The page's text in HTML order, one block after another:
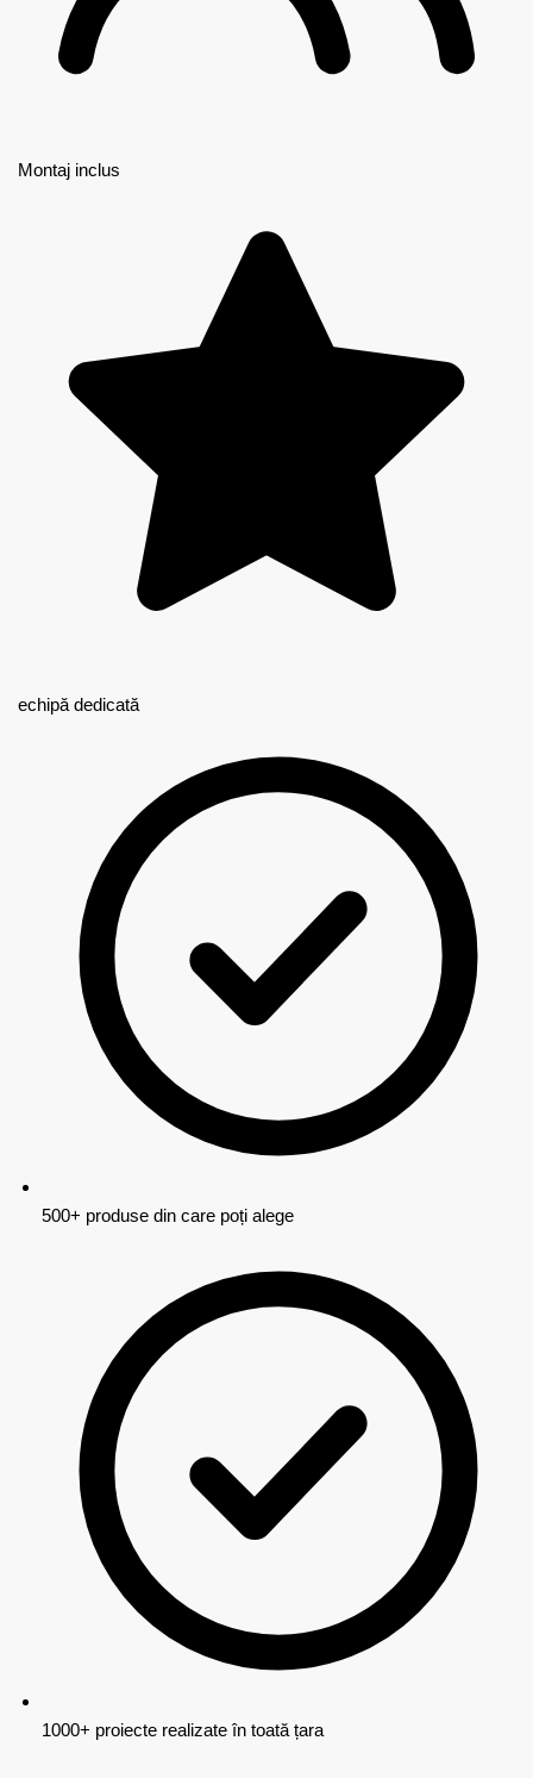
Montaj inclus
echipă dedicată
500+ produse din care poți alege
1000+ proiecte realizate în toată țara